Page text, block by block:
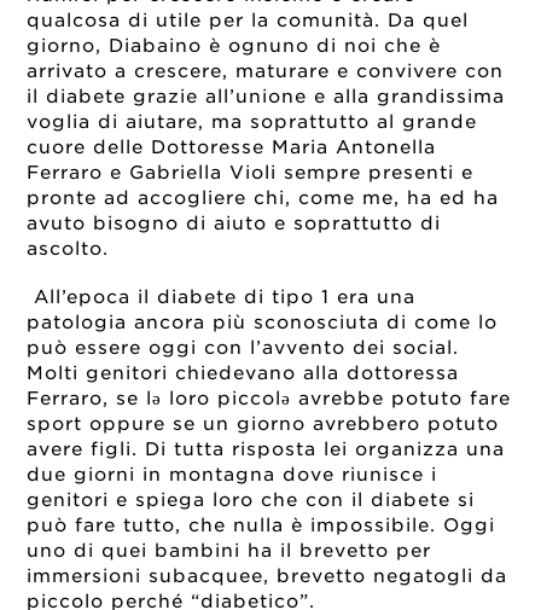
qualcosa di utile per la comunità. Da quel
giorno, Diabaino è ognuno di noi che è
arrivato a crescere, maturare e convivere con
il diabete grazie all’unione e alla grandissima
voglia di aiutare, ma soprattutto al grande
cuore delle Dottoresse Maria Antonella
Ferraro e Gabriella Violi sempre presenti e
pronte ad accogliere chi, come me, ha ed ha
avuto bisogno di aiuto e soprattutto di
ascolto.
All’epoca il diabete di tipo 1 era una
patologia ancora più sconosciuta di come lo
può essere oggi con l’avvento dei social.
Molti genitori chiedevano alla dottoressa
Ferraro, se lə loro piccolə avrebbe potuto fare
sport oppure se un giorno avrebbero potuto
avere figli. Di tutta risposta lei organizza una
due giorni in montagna dove riunisce i
genitori e spiega loro che con il diabete si
può fare tutto, che nulla è impossibile. Oggi
uno di quei bambini ha il brevetto per
immersioni subacquee, brevetto negatogli da
piccolo perché “diabetico”.